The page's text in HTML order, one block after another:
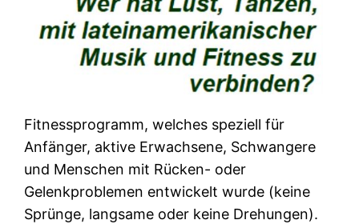
Fitnessprogramm, welches speziell für
Anfänger, aktive Erwachsene, Schwangere
und Menschen mit Rücken- oder
Gelenkproblemen entwickelt wurde (keine
Sprünge, langsame oder keine Drehungen).